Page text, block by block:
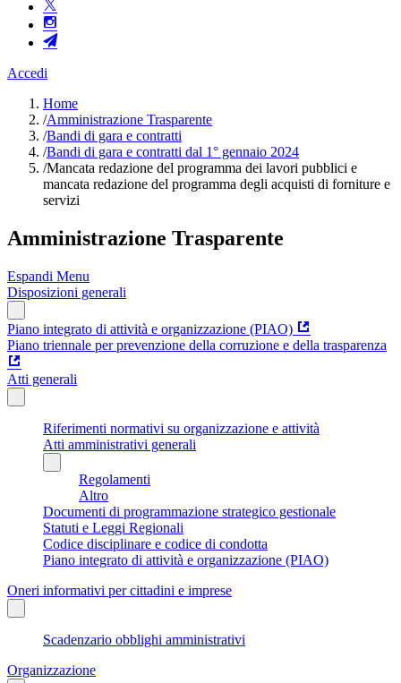
Accedi
Home
/Amministrazione Trasparente
/Bandi di gara e contratti
/Bandi di gara e contratti dal 1° gennaio 2024
/Mancata redazione del programma dei lavori pubblici e
mancata redazione del programma degli acquisti di forniture e
servizi
Amministrazione Trasparente
Espandi Menu
Disposizioni generali
Piano integrato di attività e organizzazione (PIAO)
Piano triennale per prevenzione della corruzione e della trasparenza
Atti generali
Riferimenti normativi su organizzazione e attività
Atti amministrativi generali
Regolamenti
Altro
Documenti di programmazione strategico gestionale
Statuti e Leggi Regionali
Codice disciplinare e codice di condotta
Piano integrato di attività e organizzazione (PIAO)
Oneri informativi per cittadini e imprese
Scadenzario obblighi amministrativi
Organizzazione